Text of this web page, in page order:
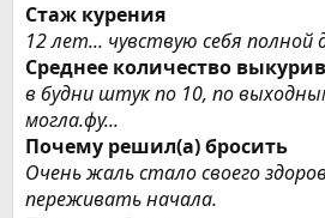
Стаж курения
12 лет... чувствую себя полной
Среднее количество
в будни штук по 10, по
могла.фу...
Почему решил(а) бросить
Очень жаль стало своего
переживать начала.